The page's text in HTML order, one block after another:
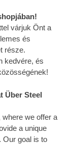
várjuk Önt a
és
része.
kedvére, és
Über Steel
we offer a
a unique
Our goal is to